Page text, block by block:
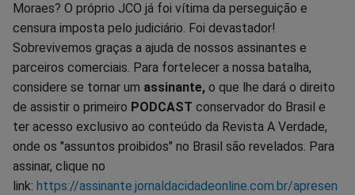
Moraes? O próprio JCO já foi vítima da perseguição e
censura imposta pelo judiciário. Foi devastador!
Sobrevivemos graças a ajuda de nossos assinantes e
parceiros comerciais. Para fortelecer a nossa batalha,
considere se tornar um assinante, o que lhe dará o direito
de assistir o primeiro PODCAST conservador do Brasil e
ter acesso exclusivo ao conteúdo da Revista A Verdade,
onde os "assuntos proibidos" no Brasil são revelados. Para
assinar, clique no
link: https://assinante.jornaldacidadeonline.com.br/apresen